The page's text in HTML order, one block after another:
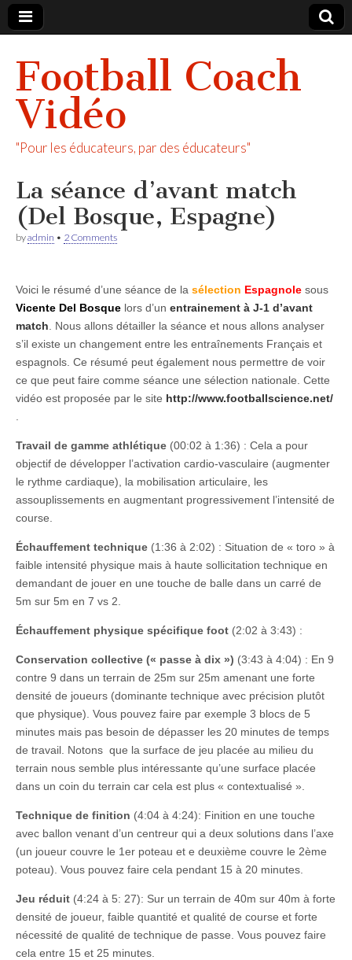
Football Coach
Vidéo
"Pour les éducateurs, par des éducateurs"
La séance d’avant match
(Del Bosque, Espagne)
byadmin • 2 Comments
Voici le résumé d’une séance de la sélection Espagnole sous
Vicente Del Bosque lors d’un entrainement à J-1 d’avant
match . Nous allons détailler la séance et nous allons analyser
s’il existe un changement entre les entraînements Français et
espagnols. Ce résumé peut également nous permettre de voir
ce que peut faire comme séance une sélection nationale. Cette
vidéo est proposée par le site http://www.footballscience.net/
Travail de gamme athlétique (00:02 à 1:36) : Cela a pour
objectif de développer l’activation cardio-vasculaire (augmenter
le rythme cardiaque), la mobilisation articulaire, les
assouplissements en augmentant progressivement l’intensité de
course.
Échauffement technique (1:36 à 2:02) : Situation de « toro » à
faible intensité physique mais à haute sollicitation technique en
demandant de jouer en une touche de balle dans un carré de
5m sur 5m en 7 vs 2.
Échauffement physique spécifique foot (2:02 à 3:43) :
Conservation collective (« passe à dix ») (3:43 à 4:04) : En 9
contre 9 dans un terrain de 25m sur 25m amenant une forte
densité de joueurs (dominante technique avec précision plutôt
que physique). Vous pouvez faire par exemple 3 blocs de 5
minutes mais pas besoin de dépasser les 20 minutes de temps
de travail. Notons que la surface de jeu placée au milieu du
terrain nous semble plus intéressante qu’une surface placée
dans un coin du terrain car cela est plus « contextualisé ».
Technique de finition (4:04 à 4:24): Finition en une touche
avec ballon venant d’un centreur qui a deux solutions dans l’axe
(un joueur couvre le 1er poteau et e deuxième couvre le 2ème
poteau). Vous pouvez faire cela pendant 15 à 20 minutes.
Jeu réduit (4:24 à 5: 27): Sur un terrain de 40m sur 40m à forte
densité de joueur, faible quantité et qualité de course et forte
nécessité de qualité de technique de passe. Vous pouvez faire
cela entre 15 et 25 minutes.